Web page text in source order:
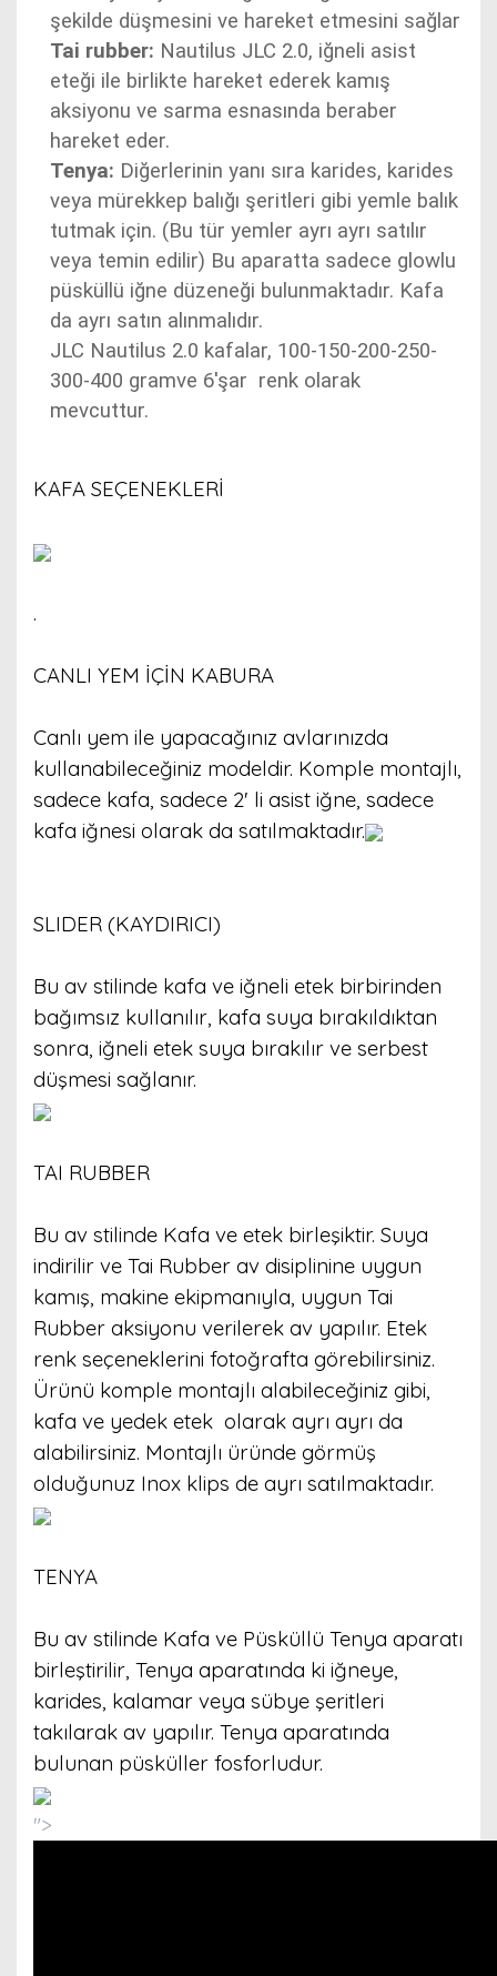
şekilde düşmesini ve hareket etmesini sağlar
Tai rubber: Nautilus JLC 2.0, iğneli asist
eteği ile birlikte hareket ederek kamış
aksiyonu ve sarma esnasında beraber
hareket eder.
Tenya: Diğerlerinin yanı sıra karides, karides
veya mürekkep balığı şeritleri gibi yemle balık
tutmak için. (Bu tür yemler ayrı ayrı satılır
veya temin edilir) Bu aparatta sadece glowlu
püsküllü iğne düzeneği bulunmaktadır. Kafa
da ayrı satın alınmalıdır.
JLC Nautilus 2.0 kafalar, 100-150-200-250-
300-400 gramve 6'şar renk olarak
mevcuttur.
KAFA SEÇENEKLERİ
.
CANLI YEM İÇİN KABURA
Canlı yem ile yapacağınız avlarınızda
kullanabileceğiniz modeldir. Komple montajlı,
sadece kafa, sadece 2' li asist iğne, sadece
kafa iğnesi olarak da satılmaktadır.
SLIDER (KAYDIRICI)
Bu av stilinde kafa ve iğneli etek birbirinden
bağımsız kullanılır, kafa suya bırakıldıktan
sonra, iğneli etek suya bırakılır ve serbest
düşmesi sağlanır.
TAI RUBBER
Bu av stilinde Kafa ve etek birleşiktir. Suya
indirilir ve Tai Rubber av disiplinine uygun
kamış, makine ekipmanıyla, uygun Tai
Rubber aksiyonu verilerek av yapılır. Etek
renk seçeneklerini fotoğrafta görebilirsiniz.
Ürünü komple montajlı alabileceğiniz gibi,
kafa ve yedek etek olarak ayrı ayrı da
alabilirsiniz. Montajlı üründe görmüş
olduğunuz Inox klips de ayrı satılmaktadır.
TENYA
Bu av stilinde Kafa ve Püsküllü Tenya aparatı
birleştirilir, Tenya aparatında ki iğneye,
karides, kalamar veya sübye şeritleri
takılarak av yapılır. Tenya aparatında
bulunan püsküller fosforludur.
">